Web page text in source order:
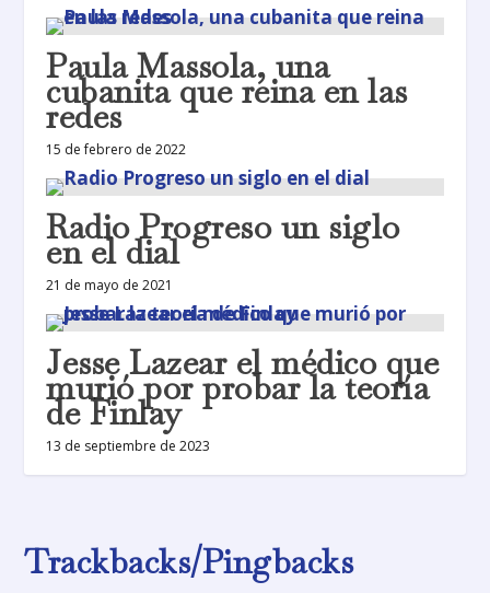
Paula Massola, una
cubanita que reina en las
redes
15 de febrero de 2022
Radio Progreso un siglo
en el dial
21 de mayo de 2021
Jesse Lazear el médico que
murió por probar la teoría
de Finlay
13 de septiembre de 2023
Trackbacks/Pingbacks